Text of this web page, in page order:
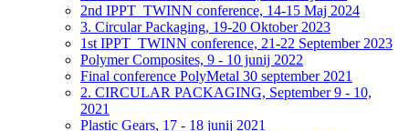
2nd IPPT_TWINN conference, 14-15 Maj 2024
3. Circular Packaging, 19-20 Oktober 2023
1st IPPT_TWINN conference, 21-22 September 2023
Polymer Composites, 9 - 10 junij 2022
Final conference PolyMetal 30 september 2021
2. CIRCULAR PACKAGING, September 9 - 10,
2021
Plastic Gears, 17 - 18 junij 2021